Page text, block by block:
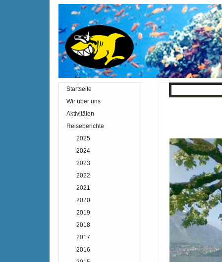
Startseite
Wir über uns
Aktivitäten
Reiseberichte
2025
2024
2023
2022
2021
2020
2019
2018
2017
2016